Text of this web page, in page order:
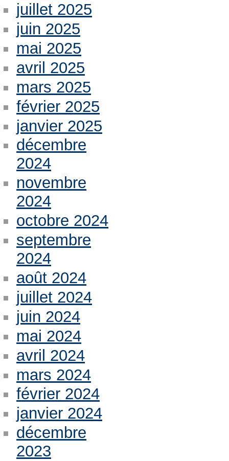
juillet 2025
juin 2025
mai 2025
avril 2025
mars 2025
février 2025
janvier 2025
décembre
2024
novembre
2024
octobre 2024
septembre
2024
août 2024
juillet 2024
juin 2024
mai 2024
avril 2024
mars 2024
février 2024
janvier 2024
décembre
2023